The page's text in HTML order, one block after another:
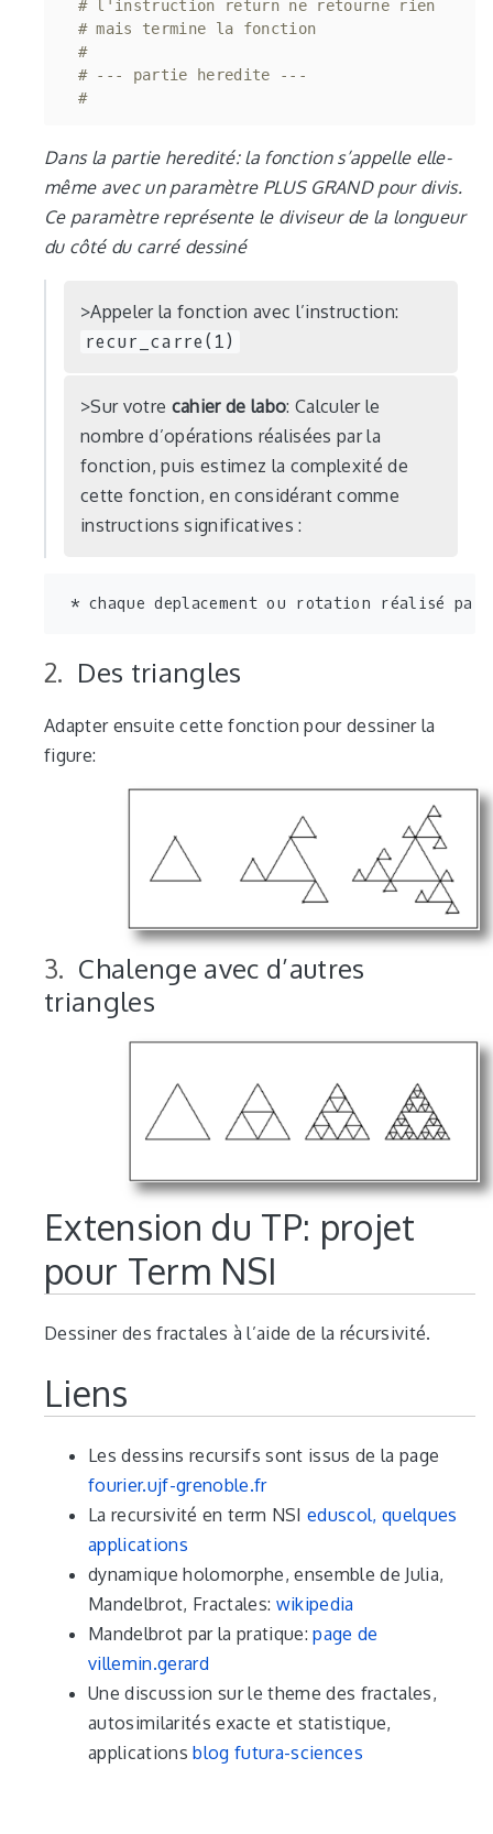
# l'instruction return ne retourne rien
# mais termine la fonction
#
# --- partie heredite ---
#
Dans la partie heredité: la fonction s’appelle elle-
même avec un paramètre PLUS GRAND pour divis.
Ce paramètre représente le diviseur de la longueur
du côté du carré dessiné
Appeler la fonction avec l’instruction:
recur_carre(1)
Sur votre cahier de labo: Calculer le
nombre d’opérations réalisées par la
fonction, puis estimez la complexité de
cette fonction, en considérant comme
instructions significatives :
Des triangles
Adapter ensuite cette fonction pour dessiner la
figure:
Chalenge avec d’autres
triangles
Extension du TP: projet
pour Term NSI
Dessiner des fractales à l’aide de la récursivité.
Liens
Les dessins recursifs sont issus de la page
fourier.ujf-grenoble.fr
La recursivité en term NSI eduscol, quelques
applications
dynamique holomorphe, ensemble de Julia,
Mandelbrot, Fractales: wikipedia
Mandelbrot par la pratique:page de
villemin.gerard
Une discussion sur le theme des fractales,
autosimilarités exacte et statistique,
applicationsblog futura-sciences